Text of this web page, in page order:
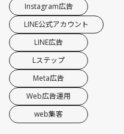
Instagram広告
LINE公式アカウント
LINE広告
Lステップ
Meta広告
Web広告運用
web集客